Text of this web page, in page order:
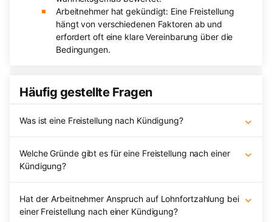
Arbeitnehmer hat gekündigt: Eine Freistellung
hängt von verschiedenen Faktoren ab und
erfordert oft eine klare Vereinbarung über die
Bedingungen.
Häufig gestellte Fragen
Was ist eine Freistellung nach Kündigung?
Welche Gründe gibt es für eine Freistellung nach einer
Kündigung?
Hat der Arbeitnehmer Anspruch auf Lohnfortzahlung bei
einer Freistellung nach einer Kündigung?